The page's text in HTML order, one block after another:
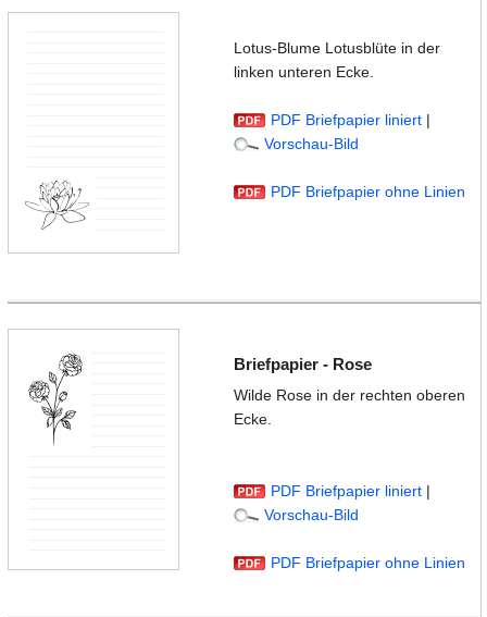
Lotus-Blume Lotusblüte in der
linken unteren Ecke.
PDF Briefpapier liniert |
Vorschau-Bild
PDF Briefpapier ohne Linien
Briefpapier - Rose
Wilde Rose in der rechten oberen
Ecke.
PDF Briefpapier liniert |
Vorschau-Bild
PDF Briefpapier ohne Linien